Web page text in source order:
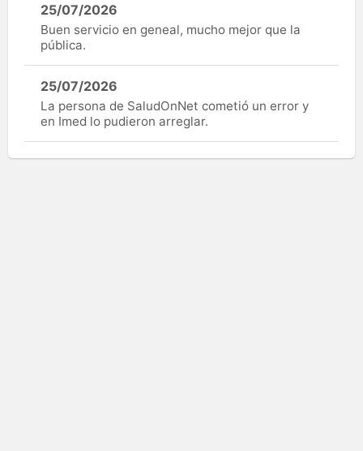
25/07/2026
Buen servicio en geneal, mucho mejor que la
pública.
25/07/2026
La persona de SaludOnNet cometió un error y
en Imed lo pudieron arreglar.